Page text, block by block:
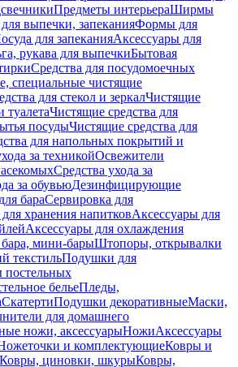
Предметы интерьераШирмы
выпечки, запеканияФормы для
для запеканияАксессуары для
рукава для выпечкиБытовая
Средства для посудомоечных
специальные чистящие
для стекол и зеркалЧистящие
туалетаЧистящие средства для
посудыЧистящие средства для
для напольных покрытий и
за техникойОсвежители
Средства ухода за
за обувьюДезинфицирующие
бараСервировка для
хранения напитковАксессуары для
Аксессуары для охлаждения
мини-барыШтопоры, открывалки
текстильПодушки для
постельных
бельеПледы,
СкатертиПодушки декоративныеМаски,
для домашнего
ножи, аксессуарыНожиАксессуары
и комплектующиеКовры и
Ковры, циновки, шкурыКовры,